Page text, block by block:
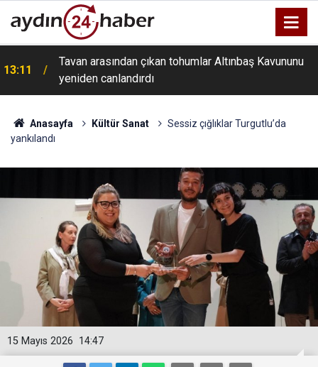
13:11
Tavan arasından çıkan tohumlar Altınbaş Kavununu
yeniden canlandırdı
Anasayfa Kültür Sanat
Sessiz çığlıklar Turgutlu’da
yankılandı
14:47
15 Mayıs 2026